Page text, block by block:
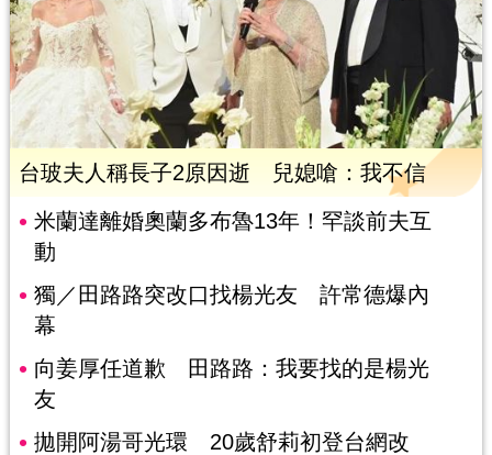
台玻夫人稱長子2原因逝 兒媳嗆：我不信
米蘭達離婚奧蘭多布魯13年！罕談前夫互
動
獨／田路路突改口找楊光友 許常德爆內
幕
向姜厚任道歉 田路路：我要找的是楊光
友
拋開阿湯哥光環 20歲舒莉初登台網改